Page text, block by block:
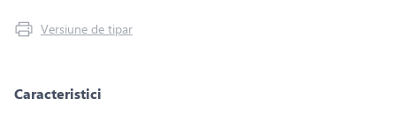
Versiune de tipar
Caracteristici